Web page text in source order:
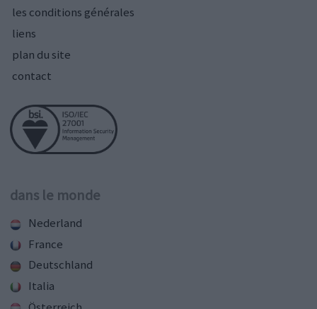
les conditions générales
liens
plan du site
contact
dans le monde
Nederland
France
Deutschland
Italia